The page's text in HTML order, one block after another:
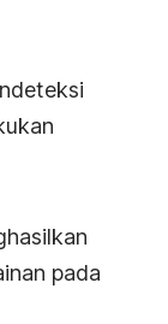
pada